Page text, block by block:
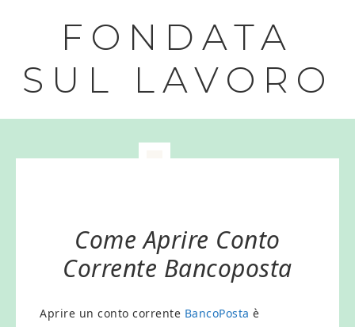
FONDATA
SUL LAVORO
Come Aprire Conto
Corrente Bancoposta
Aprire un conto corrente BancoPosta è